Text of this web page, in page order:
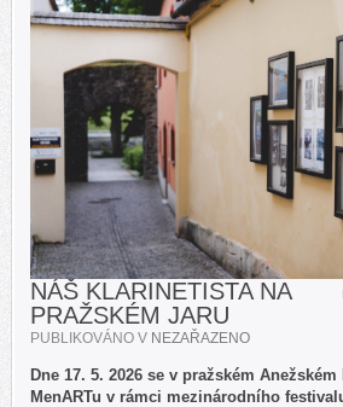
NÁŠ KLARINETISTA NA
PRAŽSKÉM JARU
PUBLIKOVÁNO V NEZAŘAZENO
Dne 17. 5. 2026 se v pražském
MenARTu v rámci mezinárodního